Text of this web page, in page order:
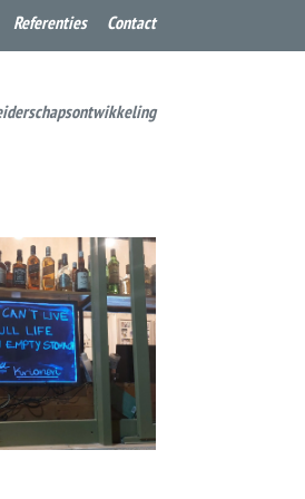
Referenties Contact